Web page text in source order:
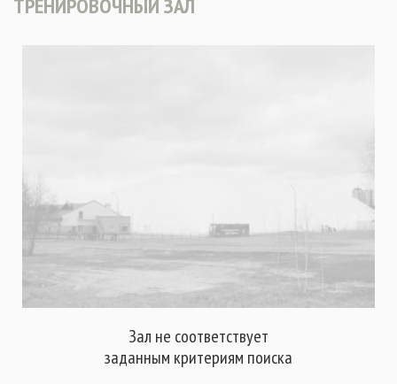
ТРЕНИРОВОЧНЫЙ ЗАЛ
Зал не соответствует
заданным критериям поиска